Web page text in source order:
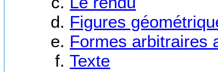
Figures
Formes arbitraires
Texte